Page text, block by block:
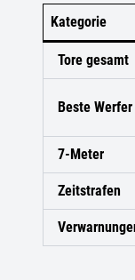
Kategorie
Tore gesamt
Beste Werfer
7-Meter
Zeitstrafen